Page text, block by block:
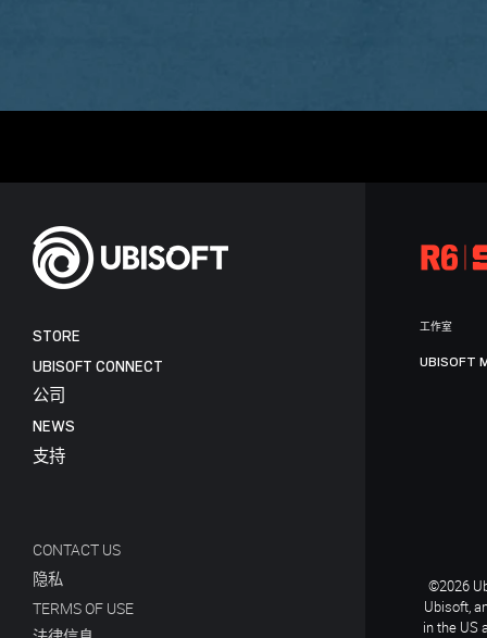
STORE
UBISOFT CONNECT
公司
NEWS
支持
CONTACT US
隐私
TERMS OF USE
工作室
UBISOFT
©2026
Ubisoft,
in the US